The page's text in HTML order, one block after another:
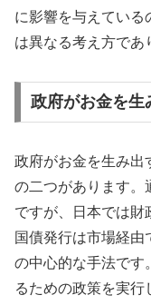
に影響を与えている
は異なる考え方であ
政府がお金を生
政府がお金を生み出
の二つがあります。
ですが、日本では財
国債発行は市場経由
の中心的な手法です
るための政策を実行